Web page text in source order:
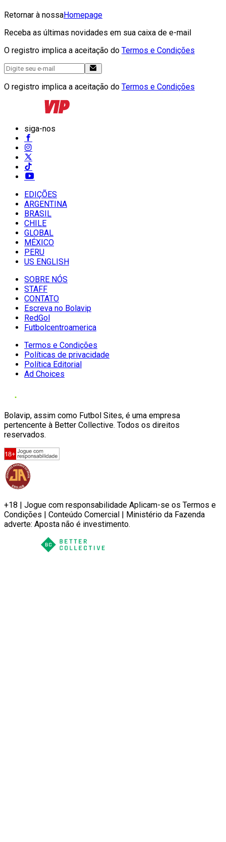
Retornar à nossaHomepage
Receba as últimas novidades em sua caixa de e-mail
O registro implica a aceitação do Termos e Condições
O registro implica a aceitação do Termos e Condições
siga-nos
EDIÇÕES
ARGENTINA
BRASIL
CHILE
GLOBAL
MÉXICO
PERU
US ENGLISH
SOBRE NÓS
STAFF
CONTATO
Escreva no Bolavip
RedGol
Futbolcentroamerica
Termos e Condições
Políticas de privacidade
Política Editorial
Ad Choices
Bolavip, assim como Futbol Sites, é uma empresa
pertencente à Better Collective. Todos os direitos
reservados.
+18 | Jogue com responsabilidade Aplicam-se os Termos e
Condições | Conteúdo Comercial | Ministério da Fazenda
adverte: Aposta não é investimento.